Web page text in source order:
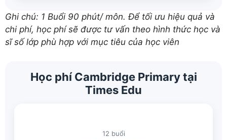
Ghi chú: 1 Buổi 90 phút/ môn. Để tối ưu hiệu quả và
chi phí, học phí sẽ được tư vấn theo hình thức học và
sĩ số lớp phù hợp với mục tiêu của học viên
Học phí Cambridge Primary tại
Times Edu
12 buổi